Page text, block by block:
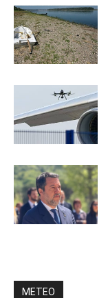
METEO